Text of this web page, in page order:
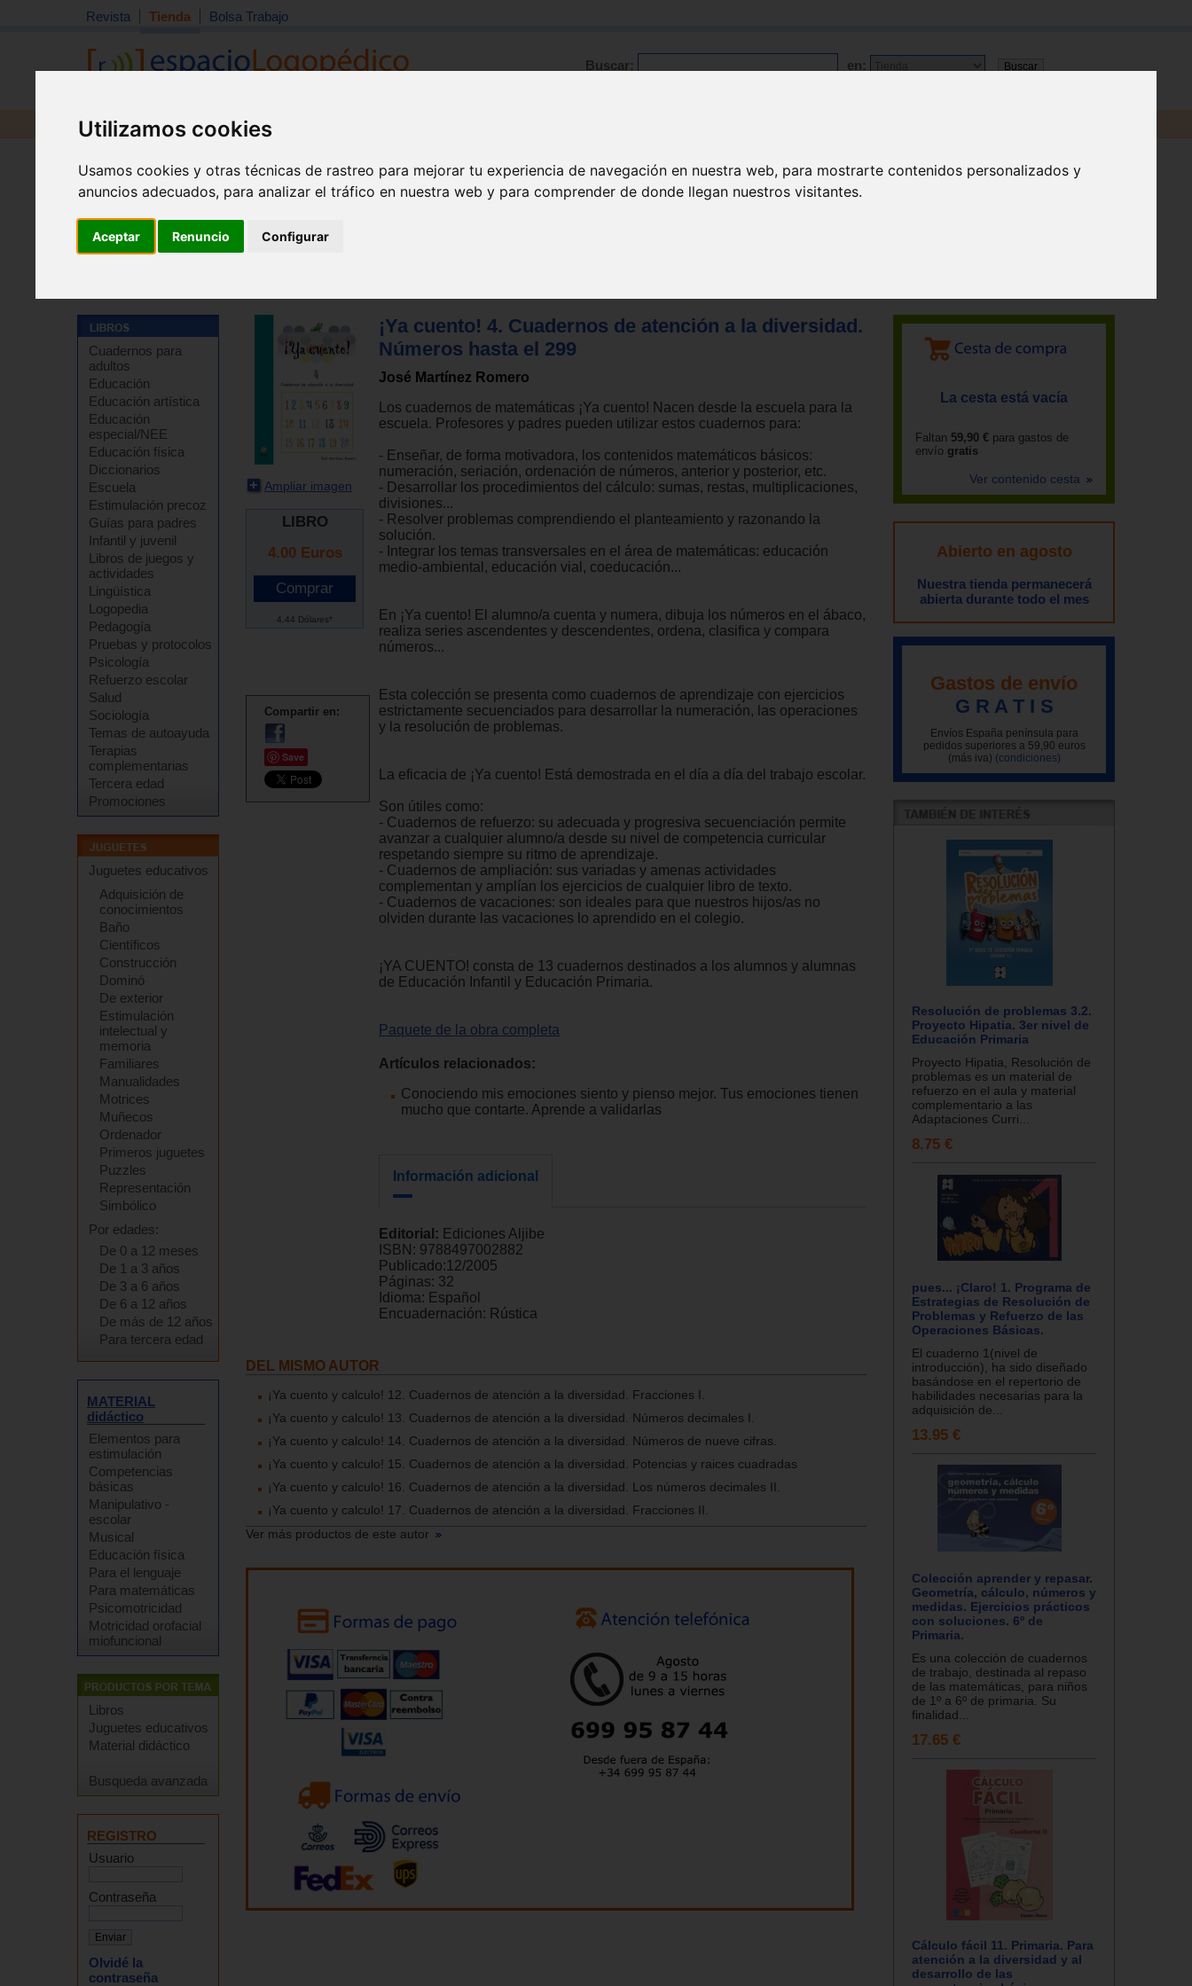
Utilizamos cookies
Usamos cookies y otras técnicas de rastreo para mejorar tu experiencia de navegación en nuestra web, para mostrarte contenidos personalizados y
anuncios adecuados, para analizar el tráfico en nuestra web y para comprender de donde llegan nuestros visitantes.
Aceptar Renuncio Configurar
Revista Tienda Bolsa Trabajo
Buscar: en:
Revista Libros Material
Cuadernos para
adultos
Educación
Educación artística
Educación
especial/NEE
Educación física
Diccionarios
Escuela
Estimulación precoz
Guías para padres
Infantil y juvenil
Libros de juegos y
actividades
Lingüística
Logopedia
Pedagogía
Pruebas y protocolos
Psicología
Refuerzo escolar
Salud
Sociología
Temas de autoayuda
Terapias
complementarias
Tercera edad
Promociones
Juguetes educativos
Adquisición de
conocimientos
Baño
Científicos
Construcción
Dominó
De exterior
Estimulación
intelectual y
memoria
Familiares
Manualidades
Motrices
Muñecos
Ordenador
Primeros juguetes
Puzzles
Representación
Simbólico
Por edades:
De 0 a 12 meses
De 1 a 3 años
De 3 a 6 años
De 6 a 12 años
De más de 12 años
Para tercera edad
MATERIAL
didáctico
Elementos para
estimulación
Competencias
básicas
Manipulativo -
escolar
Musical
Educación física
Para el lenguaje
Para matemáticas
Psicomotricidad
Motricidad orofacial
miofuncional
Libros
Juguetes educativos
Material didáctico
Busqueda avanzada
REGISTRO
Usuario
Contraseña
Olvidé la
contraseña
Ampliar imagen
LIBRO
4.00 Euros
4.44 Dólares*
Compartir en:
Save
¡Ya cuento! 4. Cuadernos de atención a la diversidad.
Números hasta el 299
José Martínez Romero
Los cuadernos de matemáticas ¡Ya cuento! Nacen desde la escuela para la
escuela. Profesores y padres pueden utilizar estos cuadernos para:
- Enseñar, de forma motivadora, los contenidos matemáticos básicos:
numeración, seriación, ordenación de números, anterior y posterior, etc.
- Desarrollar los procedimientos del cálculo: sumas, restas, multiplicaciones,
divisiones...
- Resolver problemas comprendiendo el planteamiento y razonando la
solución.
- Integrar los temas transversales en el área de matemáticas: educación
medio-ambiental, educación vial, coeducación...
En ¡Ya cuento! El alumno/a cuenta y numera, dibuja los números en el ábaco,
realiza series ascendentes y descendentes, ordena, clasifica y compara
números...
Esta colección se presenta como cuadernos de aprendizaje con ejercicios
estrictamente secuenciados para desarrollar la numeración, las operaciones
y la resolución de problemas.
La eficacia de ¡Ya cuento! Está demostrada en el día a día del trabajo escolar.
Son útiles como:
- Cuadernos de refuerzo: su adecuada y progresiva secuenciación permite
avanzar a cualquier alumno/a desde su nivel de competencia curricular
respetando siempre su ritmo de aprendizaje.
- Cuadernos de ampliación: sus variadas y amenas actividades
complementan y amplían los ejercicios de cualquier libro de texto.
- Cuadernos de vacaciones: son ideales para que nuestros hijos/as no
olviden durante las vacaciones lo aprendido en el colegio.
¡YA CUENTO! consta de 13 cuadernos destinados a los alumnos y alumnas
de Educación Infantil y Educación Primaria.
Paquete de la obra completa
Artículos relacionados:
Conociendo mis emociones siento y pienso mejor. Tus emociones tienen
mucho que contarte. Aprende a validarlas
Información adicional
Editorial: Ediciones Aljibe
ISBN: 9788497002882
Publicado:12/2005
Páginas: 32
Idioma: Español
Encuadernación: Rústica
DEL MISMO AUTOR
¡Ya cuento y calculo! 12. Cuadernos de atención a la diversidad. Fracciones I.
¡Ya cuento y calculo! 13. Cuadernos de atención a la diversidad. Números decimales I.
¡Ya cuento y calculo! 14. Cuadernos de atención a la diversidad. Números de nueve cifras.
¡Ya cuento y calculo! 15. Cuadernos de atención a la diversidad. Potencias y raices cuadradas
¡Ya cuento y calculo! 16. Cuadernos de atención a la diversidad. Los números decimales II.
¡Ya cuento y calculo! 17. Cuadernos de atención a la diversidad. Fracciones II.
Ver más productos de este autor
La cesta está vacía
Faltan 59,90 € para gastos de
envío gratis
Ver contenido cesta
Abierto en agosto
Nuestra tienda permanecerá
abierta durante todo el mes
Gastos de envío
G R A T I S
Envíos España península para
pedidos superiores a 59,90 euros
(más iva) (condiciones)
Resolución de problemas 3.2.
Proyecto Hipatia. 3er nivel de
Educación Primaria
Proyecto Hipatia, Resolución de
problemas es un material de
refuerzo en el aula y material
complementario a las
Adaptaciones Curri...
8.75 €
pues... ¡Claro! 1. Programa de
Estrategias de Resolución de
Problemas y Refuerzo de las
Operaciones Básicas.
El cuaderno 1(nivel de
introducción), ha sido diseñado
basándose en el repertorio de
habilidades necesarias para la
adquisición de...
13.95 €
Colección aprender y repasar.
Geometría, cálculo, números y
medidas. Ejercicios prácticos
con soluciones. 6º de
Primaria.
Es una colección de cuadernos
de trabajo, destinada al repaso
de las matemáticas, para niños
de 1º a 6º de primaria. Su
finalidad...
17.65 €
Cálculo fácil 11. Primaria. Para
atención a la diversidad y al
desarrollo de las